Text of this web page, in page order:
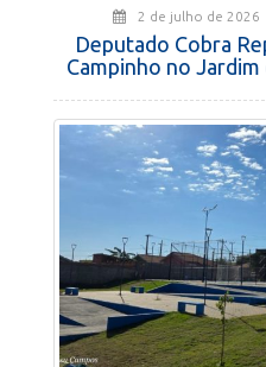
2 de julho de
Deputado Cobra
Campinho no